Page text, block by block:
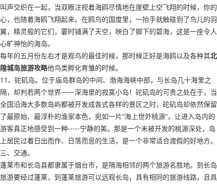
叫声交织在一起，当双眼注视着海鸥尽情地在崖壁上空飞翔的时候，你的
心，也随着海鸥飞翔起来。在鸥鸟的国度里，一抬手就触碰到了鸟儿的羽
翼，精灵般的它们，霎时铺满了天空，映白了脚下的碧海，这是一座令人
心旷神怡的海岛。
每年的五月份左右才是观鸟的最佳时候，那时候正好是海鸥以及各种其北
隍城岛旅游攻略他鸟类孵化育雏的时候。
11、砣矶岛。位于庙岛群岛的中间、渤海海峡中部，与长岛几十海里之
隔，却判若两个世界——深海里的寂寞小岛！砣矶岛的可贵之处在于，当
全国沿海大多数岛屿都被开发成各式各样的景区之时，砣矶岛却依然保留
了最原始、最淳朴的渔家本色，宛如一片“海上世外桃源”，让进入岛内的
游客真正地感受到一种-----宁静的美。那是一个未被开发的桃源深处，岛
上居民过着日出而作、日落而息的生活，是一个非常适合渡假的好地方。
三、交通。
蓬莱市和长岛县都隶属于烟台市，是隔海相邻的两个旅游名胜地。到长岛
旅游要经过蓬莱，到蓬莱旅游可以远观长岛，具有相同的旅游线路，且具